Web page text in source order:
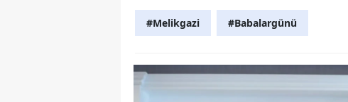
#Melikgazi #Babalargünü